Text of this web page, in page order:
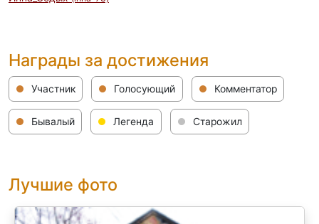
Награды за достижения
Участник Голосующий Комментатор
Бывалый Легенда Старожил
Лучшие фото